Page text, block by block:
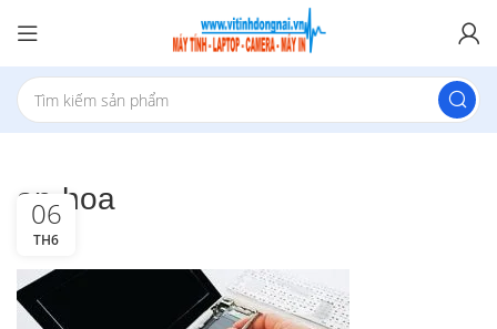
an-hoa
06
TH6